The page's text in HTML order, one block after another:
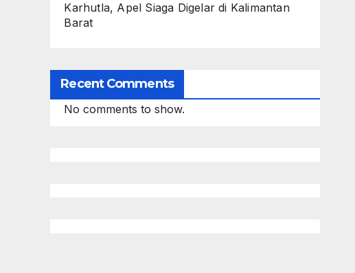
Karhutla, Apel Siaga Digelar di Kalimantan
Barat
Recent Comments
No comments to show.